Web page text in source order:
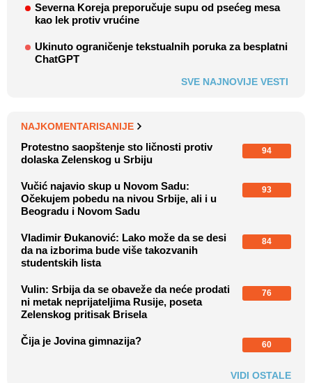
Severna Koreja preporučuje supu od psećeg mesa
kao lek protiv vrućine
Ukinuto ograničenje tekstualnih poruka za besplatni
ChatGPT
SVE NAJNOVIJE VESTI
NAJKOMENTARISANIJE
Protestno saopštenje sto ličnosti protiv
dolaska Zelenskog u Srbiju
94
Vučić najavio skup u Novom Sadu:
Očekujem pobedu na nivou Srbije, ali i u
Beogradu i Novom Sadu
93
Vladimir Đukanović: Lako može da se desi
da na izborima bude više takozvanih
studentskih lista
84
Vulin: Srbija da se obaveže da neće prodati
ni metak neprijateljima Rusije, poseta
Zelenskog pritisak Brisela
76
Čija je Jovina gimnazija? 60
VIDI OSTALE